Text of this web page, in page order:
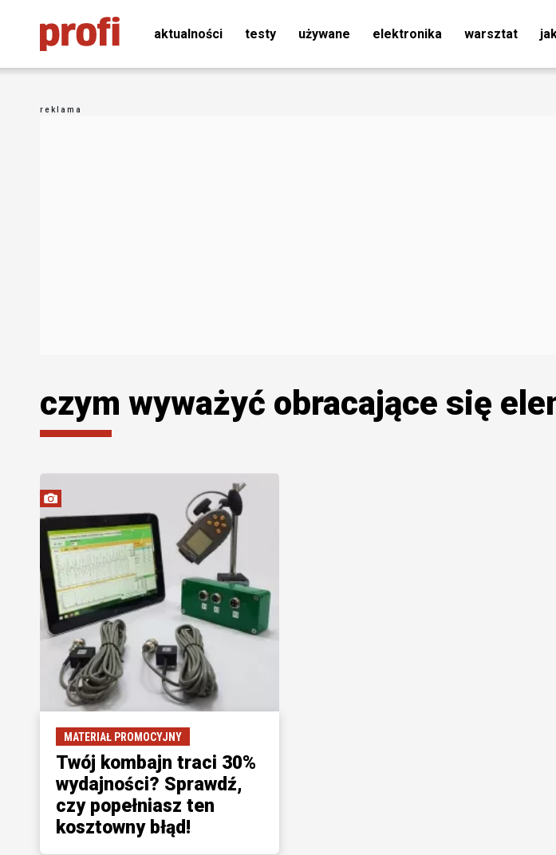
aktualności testy używane elektronika warsztat
czym wyważyć obracające się
MATERIAŁ PROMOCYJNY
Twój kombajn traci 30%
wydajności? Sprawdź,
czy popełniasz ten
kosztowny błąd!